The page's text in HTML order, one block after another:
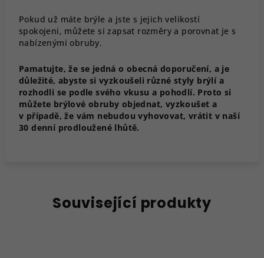
Pokud už máte brýle a jste s jejich velikostí
spokojeni, můžete si zapsat rozměry a porovnat je s
nabízenými obruby.
Pamatujte, že se jedná o obecná doporučení, a je
důležité, abyste si vyzkoušeli různé styly brýlí a
rozhodli se podle svého vkusu a pohodlí. Proto si
můžete brýlové obruby objednat, vyzkoušet a
v případě, že vám nebudou vyhovovat, vrátit v naší
30 denní prodloužené lhůtě.
Související produkty